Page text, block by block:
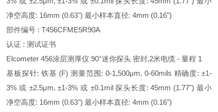
净空高度: 16mm (0.63") 最小样本直径: 4mm (0.16")
部件编号 : T456CFME5R90A
认证 : 测试证书
Elcometer 456涂层测厚仪 90°迷你探头 密封,2米电缆 - 量程 1
基板探针: 铁基 (F) 测量范围: 0-1,500μm, 0-60mils 精确度: ±1-
3% 或 ±2.5μm, ±1-3% 或 ±0.1mil 探头长度: 45mm (1.77") 最小
净空高度: 16mm (0.63") 最小样本直径: 4mm (0.16")